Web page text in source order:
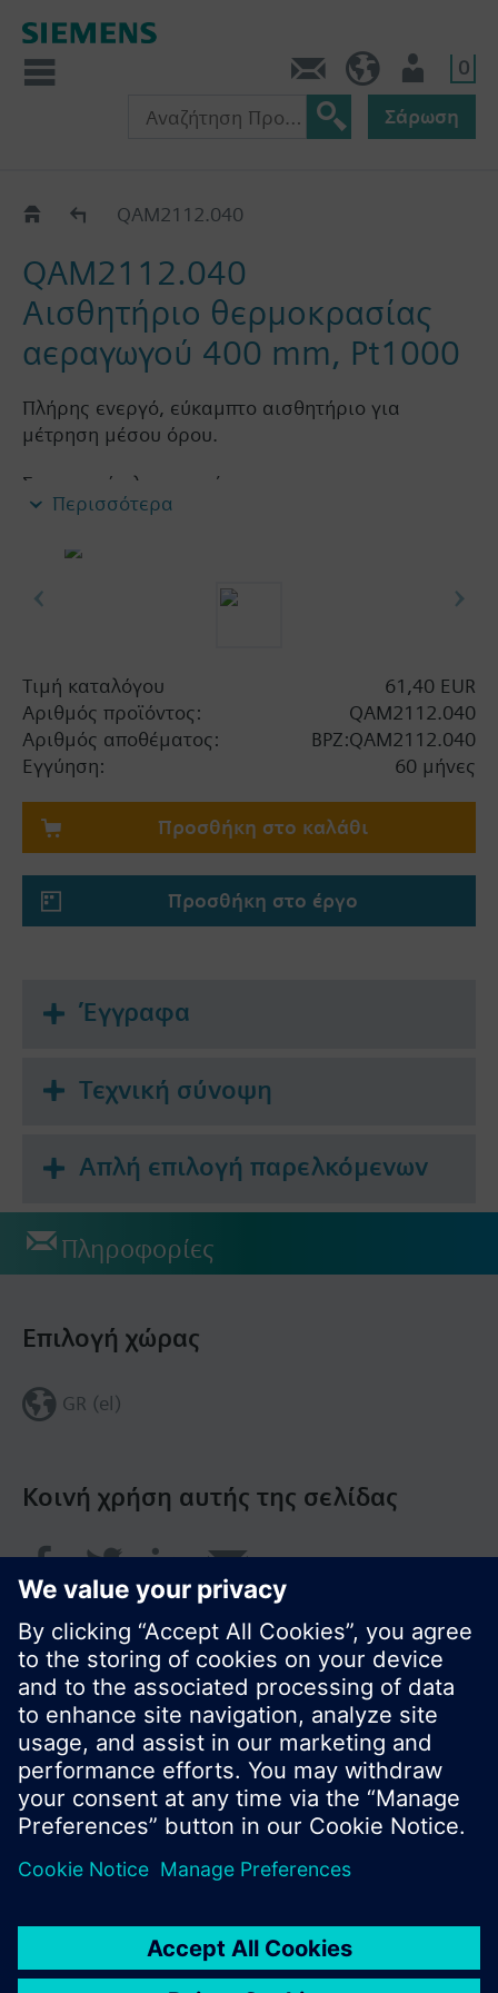
0
Σάρωση
QAM21..QAM2112.040
QAM2112.040
Αισθητήριο θερμοκρασίας
αεραγωγού 400 mm, Pt1000
Πλήρης ενεργό, εύκαμπτο αισθητήριο για
μέτρηση μέσου όρου.
Σημαντική πληροφορία
Σημείωση:
τοποθέτησης.
Περισσότερα
Τιμή καταλόγου
61,40 EUR
Αριθμός προϊόντος:
QAM2112.040
Αριθμός αποθέματος:
BPZ:QAM2112.040
Εγγύηση:
60 μήνες
Προσθήκη στο καλάθι
Προσθήκη στο έργο
Έγγραφα
Τεχνική σύνοψη
Απλή επιλογή παρελκόμενων
Πληροφορίες
Κοινή χρήση αυτής της σελίδας
Επιλογή χώρας
GR (el)
© Siemens Greece 2017
Το χαρτοφυλάκιο προϊόντων και οι τιμές μπορεί